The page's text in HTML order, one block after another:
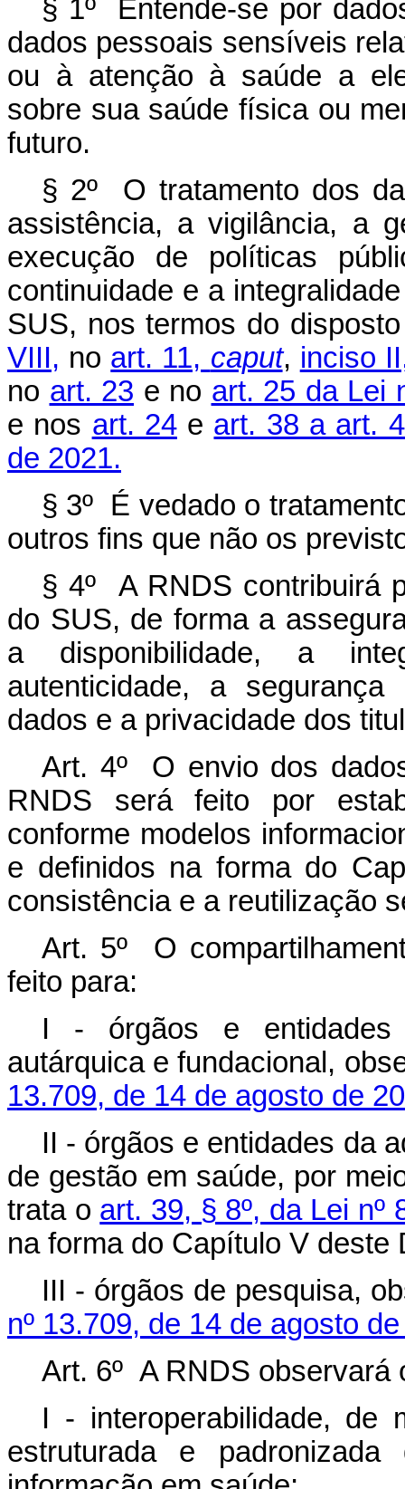
§ 1º Entende-se por
dados pessoais sensíveis
ou à atenção à saúde a
sobre sua saúde física ou
futuro.
§ 2º O tratamento dos
assistência, a vigilância, a
execução de políticas
continuidade e a
SUS, nos termos do
VIII, no art. 11, caput, inciso
no art. 23 e no art. 25 da Lei
e nos art. 24e art. 38 a art.
de 2021.
§ 3º É vedado o
outros fins que não os
§ 4º A RNDS contribuirá
do SUS, de forma a
a disponibilidade, a
autenticidade, a
dados e a privacidade dos
Art. 4º O envio dos
RNDS será feito por
conforme modelos
e definidos na forma do
consistência e a reutilização
Art. 5º O
feito para:
I - órgãos e entidades
autárquica e fundacional,
13.709, de 14 de agosto de
II - órgãos e entidades da
de gestão em saúde, por
trata o art. 39, § 8º, da Lei nº
na forma do Capítulo V deste
III - órgãos de pesquisa,
nº 13.709, de 14 de agosto
Art. 6º A RNDS observará
I - interoperabilidade, de
estruturada e